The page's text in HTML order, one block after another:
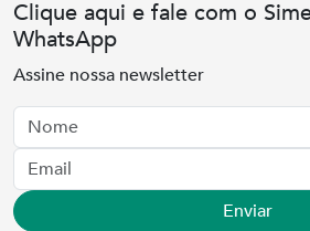
Clique aqui e fale com o
WhatsApp
Assine nossa newsletter
Nome
Email
Enviar